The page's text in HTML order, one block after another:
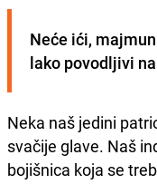
Neće ići,
lako povodljivi
Neka naš jedini
svačije glave. Naš
bojišnica koja se